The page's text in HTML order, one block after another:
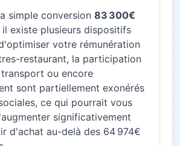
simple conversion 83 300€
il existe plusieurs dispositifs
votre rémunération
restaurant, la participation
ou encore
sont partiellement exonérés
ce qui pourrait vous
significativement
d'achat au-delà des 64 974€